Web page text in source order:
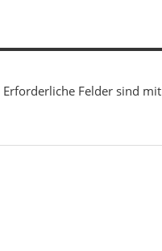
Erforderliche Felder sind mit